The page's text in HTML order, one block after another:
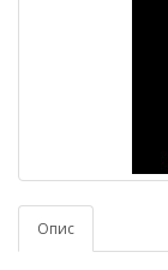
Опис